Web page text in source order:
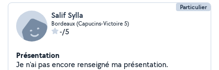
Particulier
Salif Sylla
Bordeaux (Capucins-Victoire 5)
-/5
Présentation
Je n'ai pas encore renseigné ma présentation.